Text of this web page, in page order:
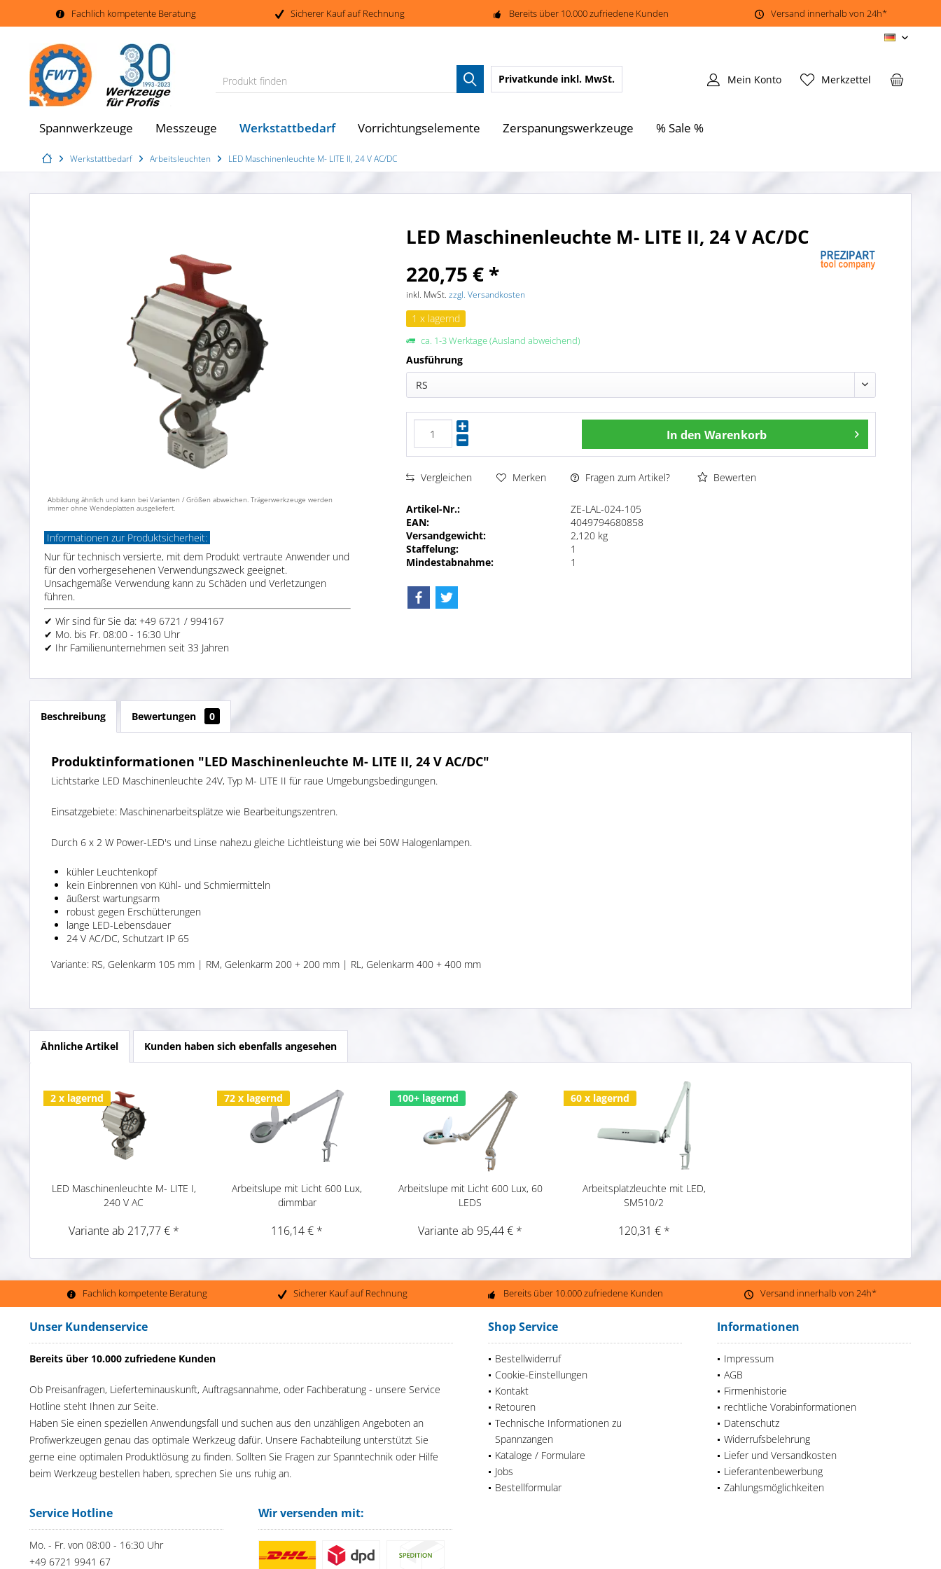
Fachlich kompetente Beratung Sicherer Kauf auf Rechnung Bereits über 10.000 zufriedene Kunden Versand innerhalb von 24h*
DE
Produkt finden Merkzettel
Mein Konto
Privatkunde inkl. MwSt.
Spannwerkzeuge Messzeuge Werkstattbedarf Vorrichtungselemente Zerspanungswerkzeuge % Sale %
Werkstattbedarf Arbeitsleuchten LED Maschinenleuchte M- LITE II, 24 V AC/DC
Abbildung ähnlich und kann bei Varianten / Größen abweichen. Trägerwerkzeuge werden
immer ohne Wendeplatten ausgeliefert.
Informationen zur Produktsicherheit:
Nur für technisch versierte, mit dem Produkt vertraute Anwender und
für den vorhergesehenen Verwendungszweck geeignet.
Unsachgemäße Verwendung kann zu Schäden und Verletzungen
führen.
✔ Wir sind für Sie da: +49 6721 / 994167
✔ Mo. bis Fr. 08:00 - 16:30 Uhr
✔ Ihr Familienunternehmen seit 33 Jahren
LED Maschinenleuchte M- LITE II, 24 V AC/DC
220,75 € *
inkl. MwSt.zzgl. Versandkosten
1 x lagernd
ca. 1-3 Werktage (Ausland abweichend)
Ausführung
RS
In den Warenkorb
Vergleichen Merken Fragen zum Artikel? Bewerten
Artikel-Nr.:
ZE-LAL-024-105
EAN:
4049794680858
Versandgewicht:
2,120 kg
Staffelung:
1
Mindestabnahme:
1
Beschreibung Bewertungen 0
Produktinformationen "LED Maschinenleuchte M- LITE II, 24 V AC/DC"
Lichtstarke LED Maschinenleuchte 24V, Typ M- LITE II für raue Umgebungsbedingungen.
Einsatzgebiete: Maschinenarbeitsplätze wie Bearbeitungszentren.
Durch 6 x 2 W Power-LED's und Linse nahezu gleiche Lichtleistung wie bei 50W Halogenlampen.
kühler Leuchtenkopf
kein Einbrennen von Kühl- und Schmiermitteln
äußerst wartungsarm
robust gegen Erschütterungen
lange LED-Lebensdauer
24 V AC/DC, Schutzart IP 65
Variante: RS, Gelenkarm 105 mm | RM, Gelenkarm 200 + 200 mm | RL, Gelenkarm 400 + 400 mm
Ähnliche Artikel Kunden haben sich ebenfalls angesehen
2 x lagernd
LED Maschinenleuchte M- LITE I,
240 V AC
Variante ab 217,77 € *
72 x lagernd
Arbeitslupe mit Licht 600 Lux,
dimmbar
116,14 € *
100+ lagernd
Arbeitslupe mit Licht 600 Lux, 60
LEDS
Variante ab 95,44 € *
60 x lagernd
Arbeitsplatzleuchte mit LED,
SM510/2
120,31 € *
Fachlich kompetente Beratung Sicherer Kauf auf Rechnung Bereits über 10.000 zufriedene Kunden Versand innerhalb von 24h*
Unser Kundenservice
Bereits über 10.000 zufriedene Kunden
Ob Preisanfragen, Lieferteminauskunft, Auftragsannahme, oder Fachberatung - unsere Service
Hotline steht Ihnen zur Seite.
Haben Sie einen speziellen Anwendungsfall und suchen aus den unzähligen Angeboten an
Profiwerkzeugen genau das optimale Werkzeug dafür. Unsere Fachabteilung unterstützt Sie
gerne eine optimalen Produktlösung zu finden. Sollten Sie Fragen zur Spanntechnik oder Hilfe
beim Werkzeug bestellen haben, sprechen Sie uns ruhig an.
Shop Service
Bestellwiderruf
Cookie-Einstellungen
Kontakt
Retouren
Technische Informationen zu
Spannzangen
Kataloge / Formulare
Jobs
Bestellformular
Informationen
Impressum
AGB
Firmenhistorie
rechtliche Vorabinformationen
Datenschutz
Widerrufsbelehrung
Liefer und Versandkosten
Lieferantenbewerbung
Zahlungsmöglichkeiten
Service Hotline
Mo. - Fr. von 08:00 - 16:30 Uhr
+49 6721 9941 67
Wir versenden mit: